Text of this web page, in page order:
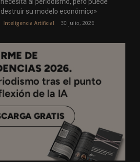
necesita al periodismo, pero puede
destruir su modelo económico»
Inteligencia Artificial 30 julio, 2026